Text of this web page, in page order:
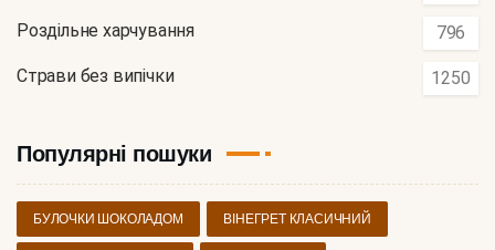
Роздільне харчування 796
Страви без випічки 1250
Популярні пошуки
БУЛОЧКИ ШОКОЛАДОМ ВІНЕГРЕТ КЛАСИЧНИЙ